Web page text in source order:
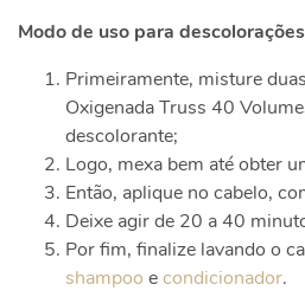
Modo de uso para
Primeiramente, misture
Oxigenada Truss 40
descolorante;
Logo, mexa bem até obter
Então, aplique no cabelo,
Deixe agir de 20 a 40
Por fim, finalize lavando o
shampoo econdicionador.